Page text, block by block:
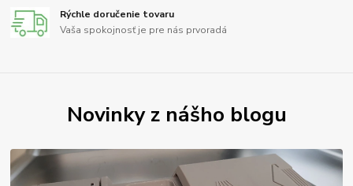
Rýchle doručenie tovaru
Vaša spokojnosť je pre nás prvoradá
Novinky z nášho blogu